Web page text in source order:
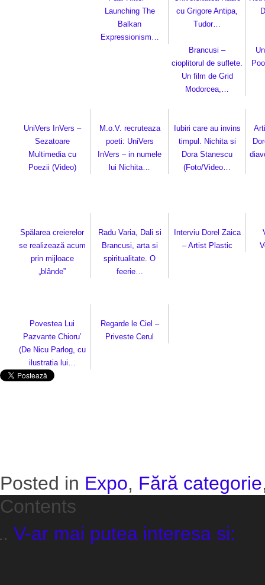
Launching The
Balkan
Expressionism…
cu Grigore Antipa,
Tudor…
Brancusi –
cioplitorul de suflete.
Un film de Grid
Modorcea,…
UniVers InVers –
Sezatoare
Multimedia cu
Poezii (Video)
M.o.V. recruteaza
poeti: UniVers
InVers – in numele
lui Nichita…
Iubiri care au invins
timpul. Nichita si
Dora Stanescu
(Foto/Video…
Spălarea creierelor
se realizează acum
prin mijloace
„blânde”
Radu Varia, Dali si
Brancusi, arta si
spiritualitate. O
feerie…
Interviu Dorel Zaica
– Artist Plastic
Povestea Lui
Pazvante Chioru’
(De Nicu Parlog, cu
ilustratia lui…
Regarde le Ciel –
Priveste Cerul
Posted in Expo, Fără categorie
Contents
V-ar mai putea interesa si: